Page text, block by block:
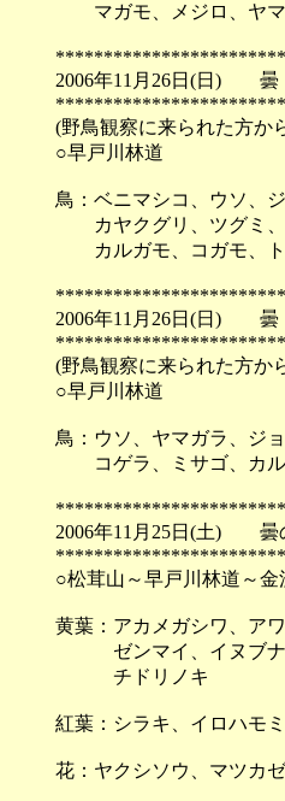
マガモ、メジロ、ヤマ
2006年11月26
(野鳥観察に来られた方か
○早戸川林道
鳥：ベニマシコ、ウソ、
カヤクグリ、ツグミ、
カルガモ、コガモ、ト
2006年11月26
(野鳥観察に来られた方か
○早戸川林道
鳥：ウソ、ヤマガラ、ジ
コゲラ、ミサゴ、カル
2006年11月25日(
○松茸山～早戸川林道～
黄葉：アカメガシワ、ア
ゼンマイ、イヌブナ、
チドリノキ
紅葉：シラキ、イロハモ
花：ヤクシソウ、マツカ